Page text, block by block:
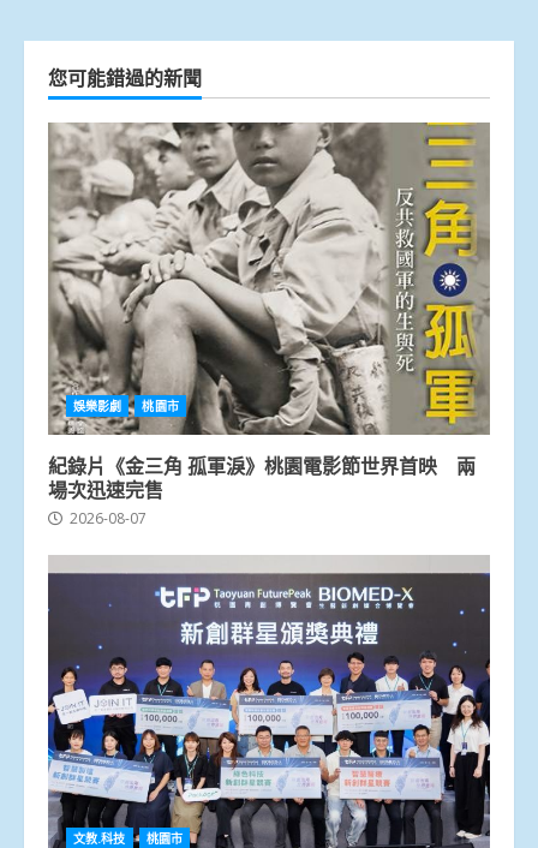
您可能錯過的新聞
娛樂影劇 桃園市
紀錄片《金三角 孤軍淚》桃園電影節世界首映 兩
場次迅速完售
2026-08-07
文教.科技 桃園市